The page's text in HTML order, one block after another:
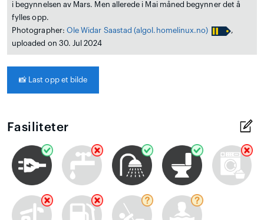
i begynnelsen av Mars. Men allerede i Mai måned begynner det å
fylles opp.
Photographer: Ole Widar Saastad (algol.homelinux.no)
,
uploaded on 30. Jul 2024
📸 Last opp et bilde
Fasiliteter